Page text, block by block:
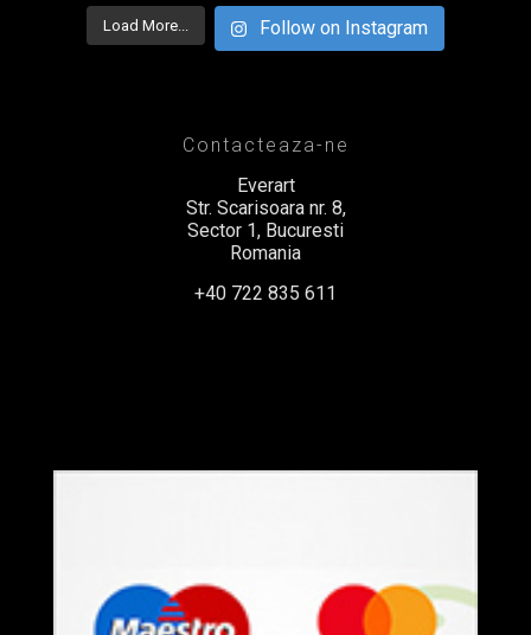
Load More... Follow on Instagram
Contacteaza-ne
Everart
Str. Scarisoara nr. 8,
Sector 1, Bucuresti
Romania
+40 722 835 611